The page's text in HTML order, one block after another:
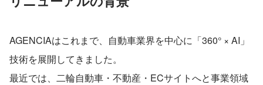
AGENCIAはこれまで、自動車業界を中心に「360° × AI」
技術を展開してきました。
最近では、二輪自動車・不動産・ECサイトへと事業領域